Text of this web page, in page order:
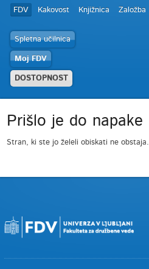
FDV Kakovost Knjižnica Založba
Spletna učilnica
Moj FDV
DOSTOPNOST
Prišlo je do napake
Stran, ki ste jo želeli obiskati ne obstaja.